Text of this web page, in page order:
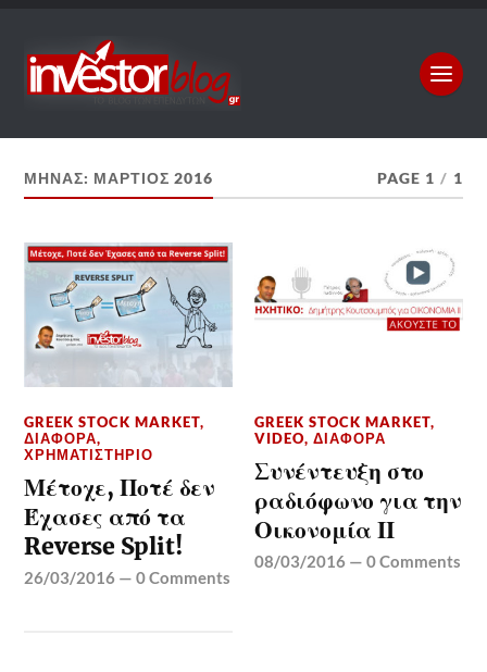
ΜΉΝΑΣ: ΜΆΡΤΙΟΣ 2016 PAGE 1 / 1
GREEK STOCK MARKET,
ΔΙΆΦΟΡΑ,
ΧΡΗΜΑΤΙΣΤΉΡΙΟ
Μέτοχε, Ποτέ δεν
Έχασες από τα
Reverse Split!
26/03/2016 —0 Comments
GREEK STOCK MARKET,
VIDEO,ΔΙΆΦΟΡΑ
Συνέντευξη στο
ραδιόφωνο για την
Οικονομία ΙΙ
08/03/2016 —0 Comments